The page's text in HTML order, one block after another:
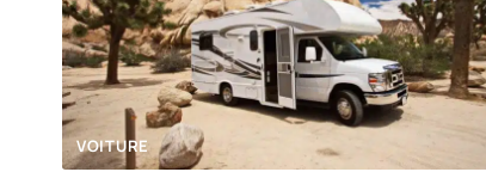
VOITURE